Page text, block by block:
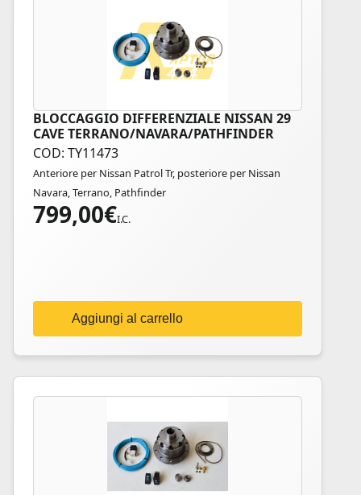
BLOCCAGGIO DIFFERENZIALE NISSAN 29
CAVE TERRANO/NAVARA/PATHFINDER
COD: TY11473
Anteriore per Nissan Patrol Tr, posteriore per Nissan
Navara, Terrano, Pathfinder
799,00€I.C.
Aggiungi al carrello